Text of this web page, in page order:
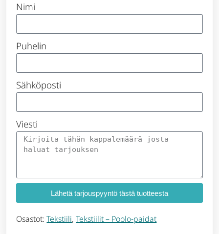
Nimi
Puhelin
Sähköposti
Viesti
Lähetä tarjouspyyntö tästä tuotteesta
Osastot:Tekstiili,Tekstiilit – Poolo-paidat